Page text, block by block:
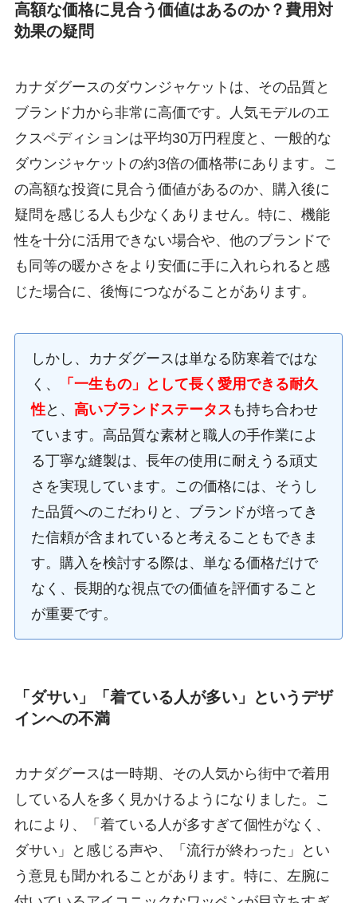
高額な価格に見合う価値はあるのか？費用対
効果の疑問
カナダグースのダウンジャケットは、その品質と
ブランド力から非常に高価です。人気モデルのエ
クスペディションは平均30万円程度と、一般的な
ダウンジャケットの約3倍の価格帯にあります。こ
の高額な投資に見合う価値があるのか、購入後に
疑問を感じる人も少なくありません。特に、機能
性を十分に活用できない場合や、他のブランドで
も同等の暖かさをより安価に手に入れられると感
じた場合に、後悔につながることがあります。
しかし、カナダグースは単なる防寒着ではな
く、
「一生もの」として長く愛用できる耐久
性と、 高いブランドステータス も持ち合わせ
ています。高品質な素材と職人の手作業によ
る丁寧な縫製は、長年の使用に耐えうる頑丈
さを実現しています。この価格には、そうし
た品質へのこだわりと、ブランドが培ってき
た信頼が含まれていると考えることもできま
す。購入を検討する際は、単なる価格だけで
なく、長期的な視点での価値を評価すること
が重要です。
「ダサい」「着ている人が多い」というデザ
インへの不満
カナダグースは一時期、その人気から街中で着用
している人を多く見かけるようになりました。こ
れにより、「着ている人が多すぎて個性がなく、
ダサい」と感じる声や、「流行が終わった」とい
う意見も聞かれることがあります。特に、左腕に